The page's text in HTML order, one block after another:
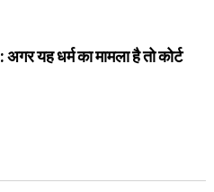
यह धर्म का मामला है तो कोर्ट